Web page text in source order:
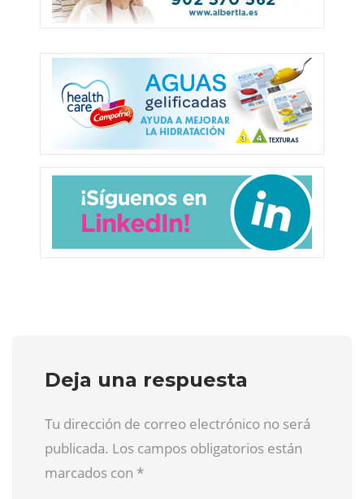
Deja una respuesta
Tu dirección de correo electrónico no será
publicada. Los campos obligatorios están
marcados con *